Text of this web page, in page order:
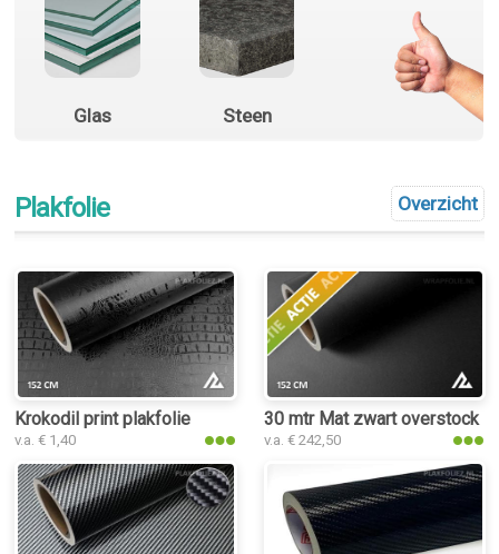
Glas Steen
Overzicht
Plakfolie
Krokodil print plakfolie
v.a. € 1,40
30 mtr Mat zwart overstock
v.a. € 242,50